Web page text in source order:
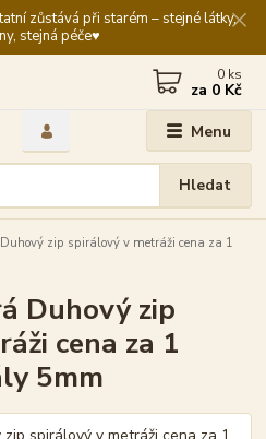
zůstává při starém – stejné látky,
stejná péče♥️
Menu
Hledat
0 ks
za 0 Kč
zip spirálový v metráži cena za 1
Duhový zip
cena za 1
5mm